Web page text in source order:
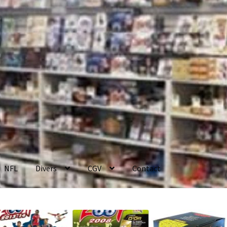
NFL Divers CGV Contact